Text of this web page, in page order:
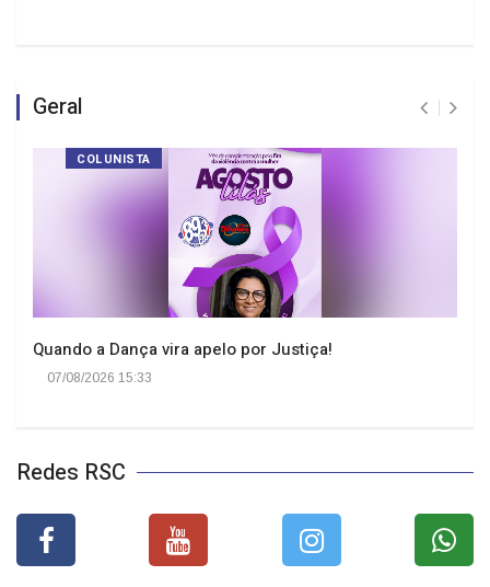
Geral
COLUNISTA
Quando a Dança vira apelo por Justiça!
07/08/2026 15:33
Redes RSC